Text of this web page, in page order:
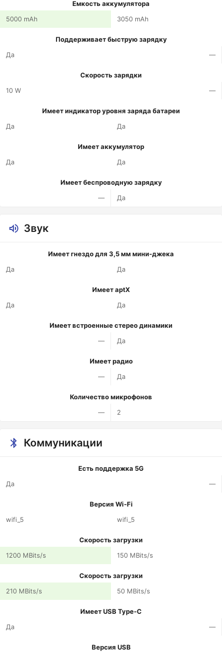
Емкость аккумулятора
5000 mAh
3050 mAh
Поддерживает быструю зарядку
Да
—
Скорость зарядки
10 W
—
Имеет индикатор уровня заряда батареи
Да
Да
Имеет аккумулятор
Да
Да
Имеет беспроводную зарядку
—
Да
Звук
Имеет гнездо для 3,5 мм мини-джека
Да
Да
Имеет aptX
Да
Да
Имеет встроенные стерео динамики
—
Да
Имеет радио
—
Да
Количество микрофонов
—
2
Коммуникации
Есть поддержка 5G
Да
—
Версия Wi-Fi
wifi_5
wifi_5
Скорость загрузки
1200 MBits/s
150 MBits/s
Скорость загрузки
210 MBits/s
50 MBits/s
Имеет USB Type-C
Да
—
Версия USB